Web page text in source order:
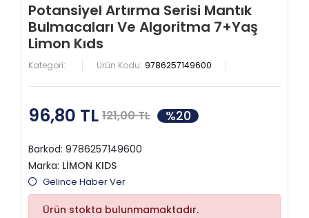
Potansiyel Artırma Serisi Mantık
Bulmacaları Ve Algoritma 7+Yaş
Limon Kıds
Kategori: Ürün Kodu: 9786257149600
96,80 TL 121,00 TL %20
Barkod: 9786257149600
Marka: LİMON KIDS
Gelince Haber Ver
Ürün stokta bulunmamaktadır.